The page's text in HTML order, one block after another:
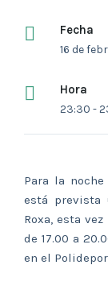
Fecha
16 de
Hora
23:30 -
Para la
está prevista
Roxa, esta
de 17.00 a
en el